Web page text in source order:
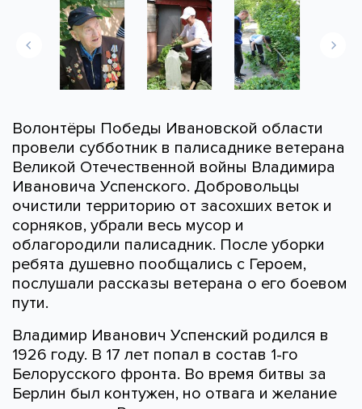
Волонтёры Победы Ивановской области
провели субботник в палисаднике ветерана
Великой Отечественной войны Владимира
Ивановича Успенского. Добровольцы
очистили территорию от засохших веток и
сорняков, убрали весь мусор и
облагородили палисадник. После уборки
ребята душевно пообщались с Героем,
послушали рассказы ветерана о его боевом
пути.
Владимир Иванович Успенский родился в
1926 году. В 17 лет попал в состав 1-го
Белорусского фронта. Во время битвы за
Берлин был контужен, но отвага и желание